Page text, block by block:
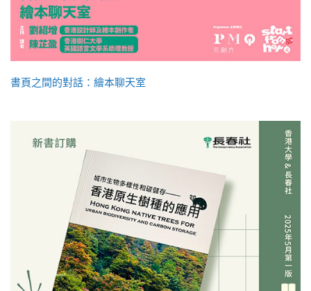
書頁之間的對話：繪本聊天室